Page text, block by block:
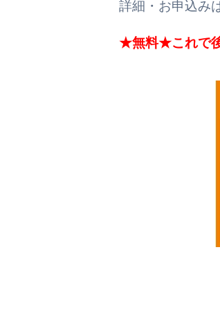
詳細・お申込み
★無料★これで